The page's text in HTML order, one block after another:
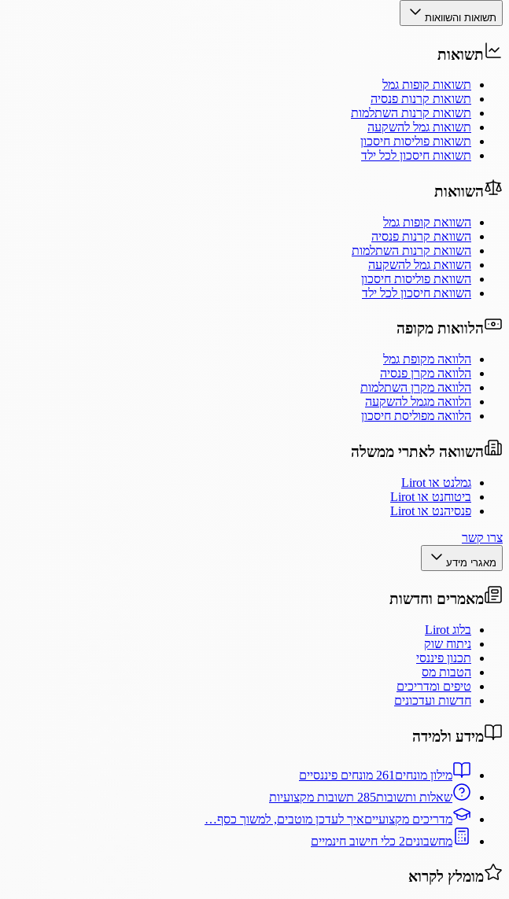
תשואות והשוואות
תשואות
תשואות קופות גמל
תשואות קרנות פנסיה
תשואות קרנות השתלמות
תשואות גמל להשקעה
תשואות פוליסות חיסכון
תשואות חיסכון לכל ילד
השוואות
השוואת קופות גמל
השוואת קרנות פנסיה
השוואת קרנות השתלמות
השוואת גמל להשקעה
השוואת פוליסות חיסכון
השוואת חיסכון לכל ילד
הלוואות מקופה
הלוואה מקופת גמל
הלוואה מקרן פנסיה
הלוואה מקרן השתלמות
הלוואה מגמל להשקעה
הלוואה מפוליסת חיסכון
השוואה לאתרי ממשלה
גמלנט או Lirot
ביטוחנט או Lirot
פנסיהנט או Lirot
צרו קשר
מאגרי מידע
מאמרים וחדשות
בלוג Lirot
ניתוח שוק
תכנון פיננסי
הטבות מס
טיפים ומדריכים
חדשות ועדכונים
מידע ולמידה
מילון מונחים 261 מונחים פיננסיים
שאלות ותשובות285 תשובות מקצועיות
מדריכים מקצועייםאיך לעדכן מוטבים, למשוך כסף…
מחשבונים2 כלי חישוב חינמיים
מומלץ לקרוא